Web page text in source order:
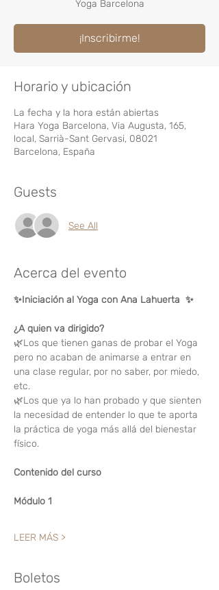
Yoga Barcelona
¡Inscribirme!
Horario y ubicación
La fecha y la hora están abiertas
Hara Yoga Barcelona, Via Augusta, 165,
local, Sarrià-Sant Gervasi, 08021
Barcelona, España
Guests
See All
Acerca del evento
✨Iniciación al Yoga con Ana Lahuerta  ✨
¿A quien va dirigido?
🌿Los que tienen ganas de probar el Yoga
pero no acaban de animarse a entrar en
una clase regular, por no saber, por miedo,
etc.
🌿Los que ya lo han probado y que sienten
la necesidad de entender lo que te aporta
la práctica de yoga más allá del bienestar
físico.
Contenido del curso
Módulo 1
LEER MÁS >
Boletos